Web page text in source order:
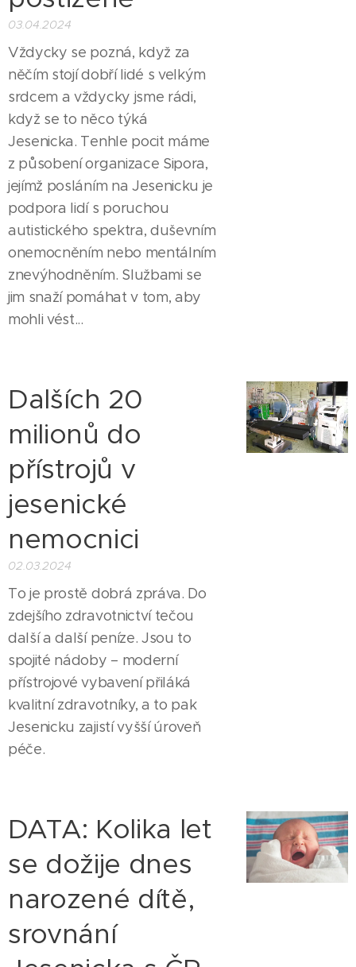
03.04.2024
Vždycky se pozná, když za
něčím stojí dobří lidé s velkým
srdcem a vždycky jsme rádi,
když se to něco týká
Jesenicka. Tenhle pocit máme
z působení organizace Sipora,
jejímž posláním na Jesenicku je
podpora lidí s poruchou
autistického spektra, duševním
onemocněním nebo mentálním
znevýhodněním. Službami se
jim snaží pomáhat v tom, aby
mohli vést...
Dalších 20
milionů do
přístrojů v
jesenické
nemocnici
02.03.2024
To je prostě dobrá zpráva. Do
zdejšího zdravotnictví tečou
další a další peníze. Jsou to
spojité nádoby – moderní
přístrojové vybavení přiláká
kvalitní zdravotníky, a to pak
Jesenicku zajistí vyšší úroveň
péče.
DATA: Kolika let
se dožije dnes
narozené dítě,
srovnání